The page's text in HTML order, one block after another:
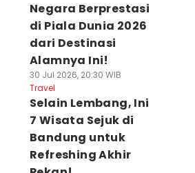
Negara Berprestasi
di Piala Dunia 2026
dari Destinasi
Alamnya Ini!
30 Jul 2026, 20:30 WIB
Travel
Selain Lembang, Ini
7 Wisata Sejuk di
Bandung untuk
Refreshing Akhir